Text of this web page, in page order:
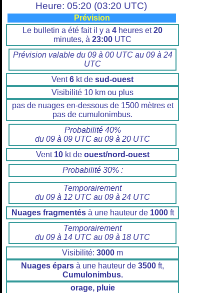
Heure: 05:20 (03:20 UTC)
Prévision
Le bulletin a été fait il y a 4 heures et20
minutes, à 23:00 UTC
Prévision valable du 09 à 00 UTC au 09 à 24
UTC
Vent6 kt de sud-ouest
Visibilité 10 km ou plus
pas de nuages en-dessous de 1500 mètres et
pas de cumulonimbus.
Probabilité 40%
du 09 à 09 UTC au 09 à 20 UTC
Vent 10kt de ouest/nord-ouest
Probabilité 30% :
Temporairement
du 09 à 12 UTC au 09 à 24 UTC
Nuages fragmentésà une hauteur de 1000ft
Temporairement
du 09 à 14 UTC au 09 à 18 UTC
Visibilité: 3000 m
Nuages épars à une hauteur de 3500 ft,
Cumulonimbus.
orage, pluie